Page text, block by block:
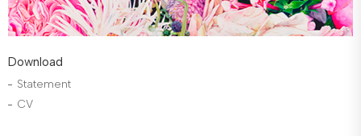
Download
Statement
CV